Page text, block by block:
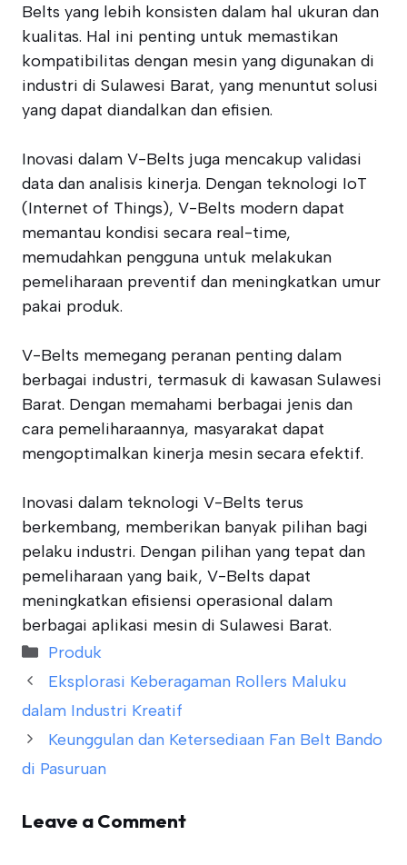
Belts yang lebih konsisten dalam hal ukuran dan
kualitas. Hal ini penting untuk memastikan
kompatibilitas dengan mesin yang digunakan di
industri di Sulawesi Barat, yang menuntut solusi
yang dapat diandalkan dan efisien.
Inovasi dalam V-Belts juga mencakup validasi
data dan analisis kinerja. Dengan teknologi IoT
(Internet of Things), V-Belts modern dapat
memantau kondisi secara real-time,
memudahkan pengguna untuk melakukan
pemeliharaan preventif dan meningkatkan umur
pakai produk.
V-Belts memegang peranan penting dalam
berbagai industri, termasuk di kawasan Sulawesi
Barat. Dengan memahami berbagai jenis dan
cara pemeliharaannya, masyarakat dapat
mengoptimalkan kinerja mesin secara efektif.
Inovasi dalam teknologi V-Belts terus
berkembang, memberikan banyak pilihan bagi
pelaku industri. Dengan pilihan yang tepat dan
pemeliharaan yang baik, V-Belts dapat
meningkatkan efisiensi operasional dalam
berbagai aplikasi mesin di Sulawesi Barat.
Categories
Produk
Eksplorasi Keberagaman Rollers Maluku
dalam Industri Kreatif
Keunggulan dan Ketersediaan Fan Belt Bando
di Pasuruan
Leave a Comment